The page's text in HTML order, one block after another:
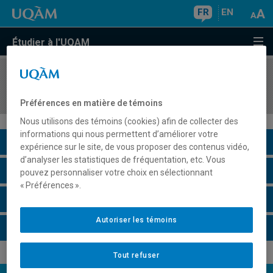
FR EN
Étudier à l'UQAM
COURS//
Description du cours
Horaire - Été 2026
Préférences en matière de témoins
Nous utilisons des témoins (cookies) afin de collecter des
informations qui nous permettent d’améliorer votre
expérience sur le site, de vous proposer des contenus vidéo,
d’analyser les statistiques de fréquentation, etc. Vous
pouvez personnaliser votre choix en sélectionnant
« Préférences ».
Tout refuser
Autoriser les témoins